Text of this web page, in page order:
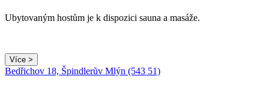
Ubytovaným hostům je k dispozici sauna a masáže.
Více >
Bedřichov 18, Špindlerův Mlýn (543 51)